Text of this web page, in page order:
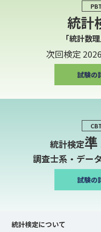
統計
「統計数
次回検定
統計検定
調査士系・デー
統計検定について
Show submenu for 統計検定